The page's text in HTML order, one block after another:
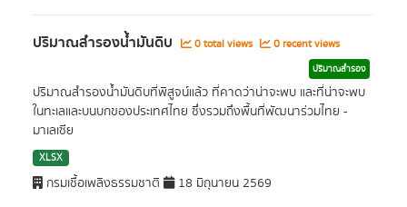
ปริมาณสำรองน้ำมันดิบ 0 total views 0 recent views
ปริมาณสำรอง
ปริมาณสำรองน้ำมันดิบที่พิสูจน์แล้ว ที่คาดว่าน่าจะพบ และที่น่าจะพบ
ในทะเลและบนบกของประเทศไทย ซึ่งรวมถึงพื้นที่พัฒนาร่วมไทย -
มาเลเซีย
XLSX
กรมเชื้อเพลิงธรรมชาติ 18 มิถุนายน 2569